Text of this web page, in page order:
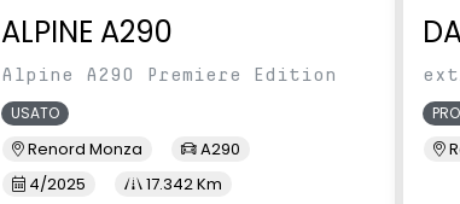
ripiegabili 1/3 - 2/3
sellerie in tessuto nero
riciclato e tessuto nero
controllo della
sistema di frenata
ALPINE A290
Alpine A290 Premiere Edition
USATO
Renord Monza
A290
4/2025
17.342 Km